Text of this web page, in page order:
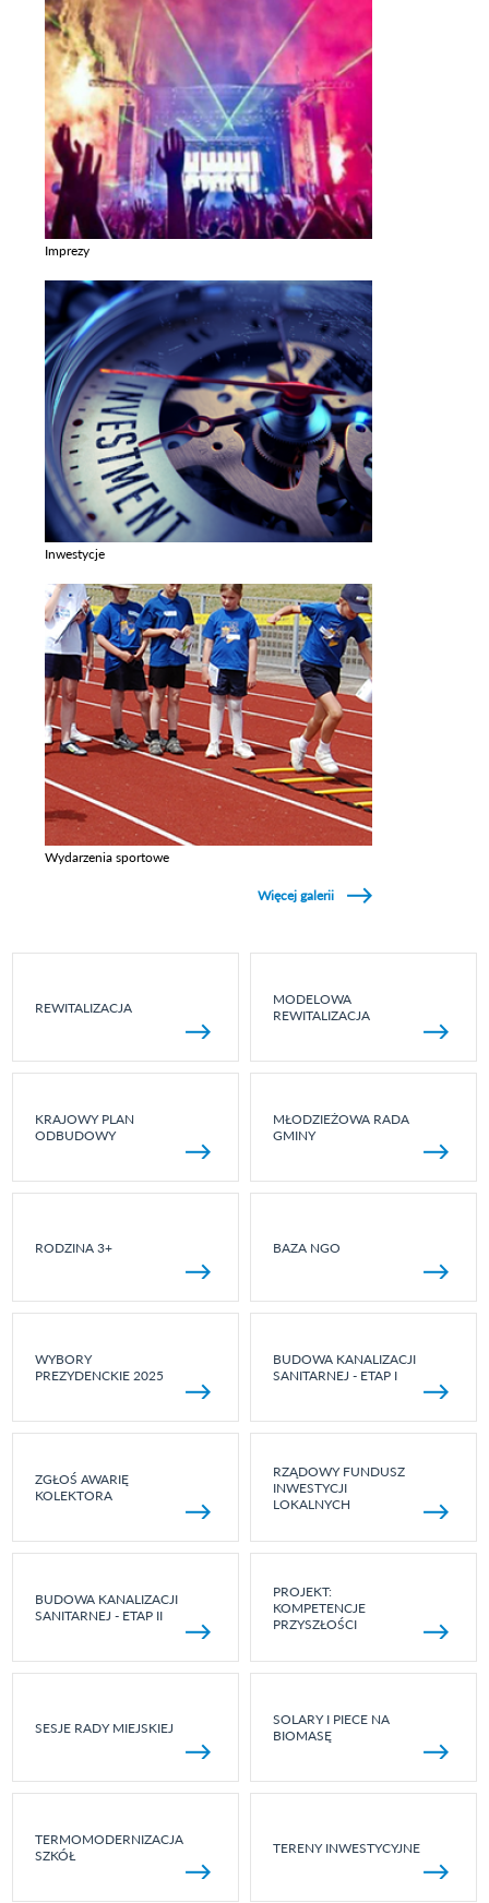
Imprezy
Inwestycje
Wydarzenia sportowe
Więcej galerii
REWITALIZACJA
MODELOWA
REWITALIZACJA
KRAJOWY PLAN
ODBUDOWY
MŁODZIEŻOWA RADA
GMINY
RODZINA 3+ BAZA NGO
WYBORY
PREZYDENCKIE 2025
BUDOWA KANALIZACJI
SANITARNEJ - ETAP I
ZGŁOŚ AWARIĘ
KOLEKTORA
RZĄDOWY FUNDUSZ
INWESTYCJI
LOKALNYCH
BUDOWA KANALIZACJI
SANITARNEJ - ETAP II
PROJEKT:
KOMPETENCJE
PRZYSZŁOŚCI
SESJE RADY MIEJSKIEJ
SOLARY I PIECE NA
BIOMASĘ
TERMOMODERNIZACJA
SZKÓŁ
TERENY INWESTYCYJNE